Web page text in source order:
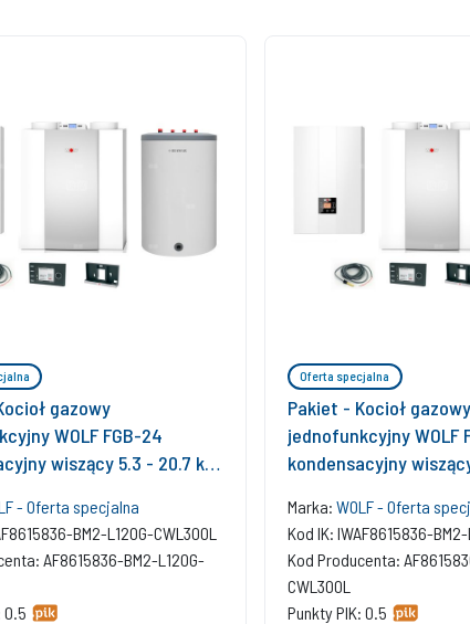
gazowy
WOLF FGB-24
wiszący 5.3 - 20.7 kW
300L + Zasobnik
120L
- Oferta specjalna
BM2-L120G-CWL300L
AF8615836-BM2-L120G-
0.5
Oferta specjalna
Pakiet - Kocioł gazowy
jednofunkcyjny WOLF
kondensacyjny
RekuperatorCWL 300L
c.w.uLindo 150L
Marka: WOLF - Oferta
Kod IK: IWAF8615836-BM2-
Kod Producenta:
CWL300L
Punkty PIK: 0.5